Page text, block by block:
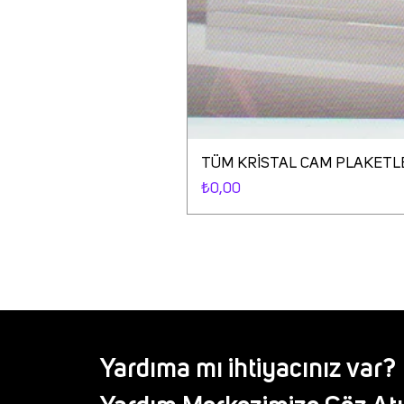
TÜM KRİSTAL CAM
Fiyat
₺0,00
Yardıma mı ihtiyacınız var?